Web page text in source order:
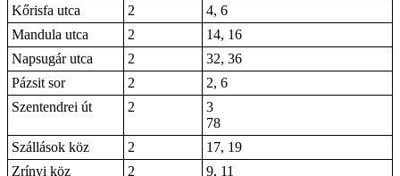
Kőrisfa utca
2
4, 6
Mandula utca
2
14, 16
Napsugár utca
2
32, 36
Pázsit sor
2
2, 6
Szentendrei út
2
3
78
Szállások köz
2
17, 19
Zrínyi köz
2
9, 11